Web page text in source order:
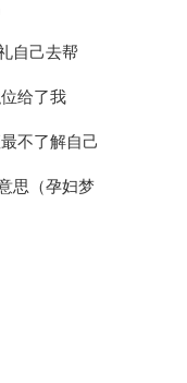
自己去帮
给了我
不了解自己
思（孕妇梦